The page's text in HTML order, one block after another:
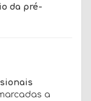
da pré-
a